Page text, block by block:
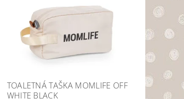
TOALETNÁ TAŠKA MOMLIFE OFF
WHITE BLACK